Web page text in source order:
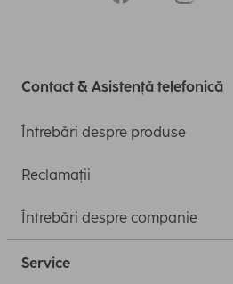
Contact & Asistență telefonică
Întrebări despre produse
Reclamații
Întrebări despre companie
Service